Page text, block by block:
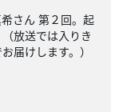
さん 第２回。起
放送では入りき
届けします。）